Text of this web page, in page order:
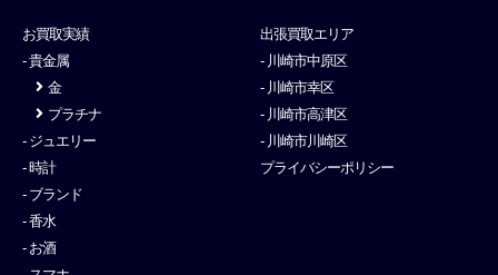
お買取実績
- 貴金属
金
プラチナ
- ジュエリー
- 時計
- ブランド
- 香水
- お酒
出張買取エリア
- 川崎市中原区
- 川崎市幸区
- 川崎市高津区
- 川崎市川崎区
プライバシーポリシー